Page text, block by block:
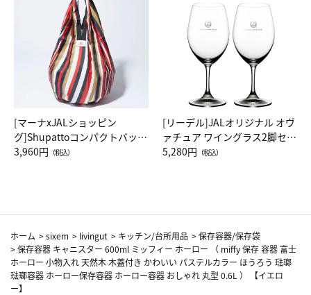
[マーナxJALショッピン
グ]Shupattoコンパクトバッグ
Drop JAL客室乗務員（LC）ス
3,960円 （税込）
[リーデル]JALオリジナル オヴ
ァチュア ワイングラス2脚セッ
ト（レッドワイン）
5,280円 （税込）
ホーム >sixem > livingut > キッチン/台所用品 >保存容器/保存袋
>保存容器 キャニスター 600ml ミッフィー ホーロー （ miffy 保存 容器 富士
ホーロー 小物入れ 天然木 木蓋付き かわいい パステルカラー ほうろう 琺瑯
琺瑯容器 ホーロー保存容器 ホーロー容器 おしゃれ 丸型 0.6L ） 【イエロ
ー】